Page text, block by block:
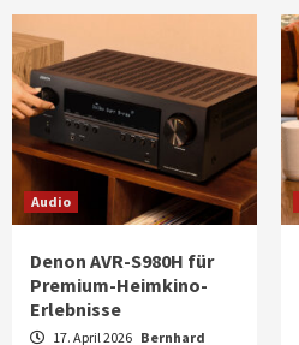
Audio
Denon AVR-S980H für
Premium-Heimkino-
Erlebnisse
17. April 2026 Bernhard